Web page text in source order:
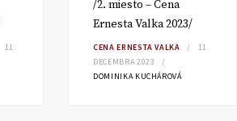
11.
/2. miesto – Cena
Ernesta Valka 2023/
CENA ERNESTA VALKA
11.
DECEMBRA 2023
DOMINIKA KUCHÁROVÁ